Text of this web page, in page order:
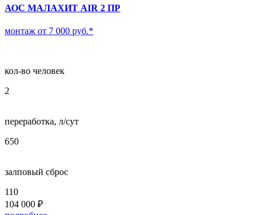
АОС МАЛАХИТ AIR 2 ПР
монтаж от 7 000 руб.*
кол-во человек
2
переработка, л/сут
650
залповый сброс
110
104 000 ₽